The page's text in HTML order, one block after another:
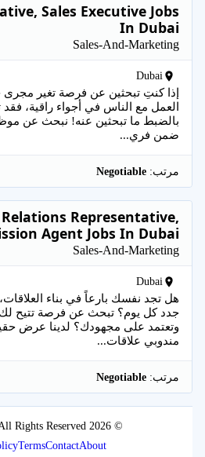
Sales Executive Jobs
In Dubai
Sales-And-Marketing
Dubai
إذا كنتِ تبحثين عن فرصة تغير مجرى
العمل مع الناس في أجواء راقية،
بالضبط ما تبحثين عنه! نبحث عن
ضمن فري...
مرتب:
Representative,
Agent Jobs In Dubai
Sales-And-Marketing
Dubai
هل تجد نفسك بارعاً في بناء
جدد كل يوم؟ تبحث عن فرصة تتيح
وتعتمد على مجهودك؟ لدينا عرض
مندوبي علاقات...
مرتب:
© 2026
Rights Reserved.
About
Contact
Terms